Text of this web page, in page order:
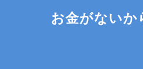
お金がないか